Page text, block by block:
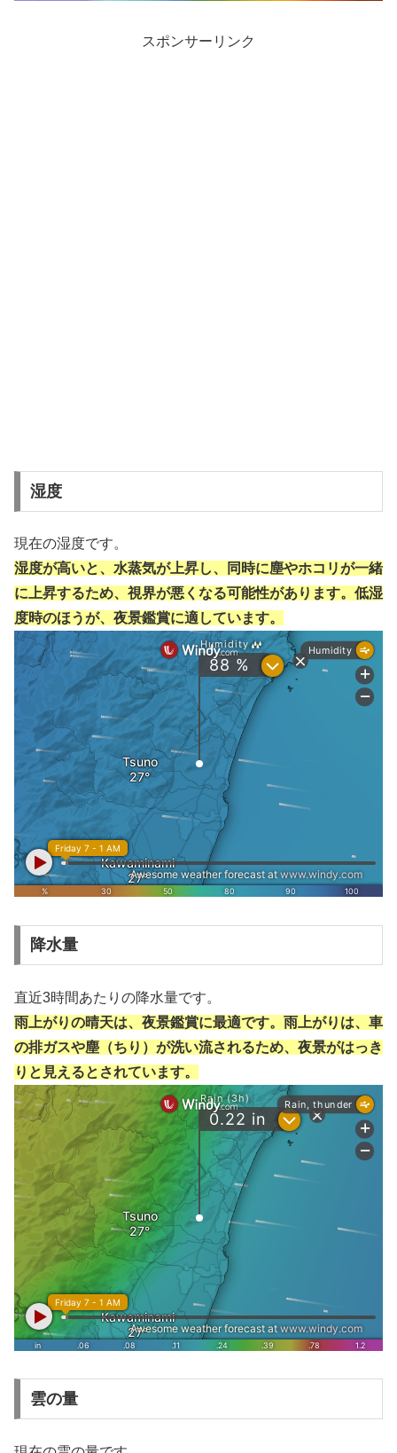
スポンサーリンク
湿度
現在の湿度です。
湿度が高いと、水蒸気が上昇し、同時に塵やホコリが一緒
に上昇するため、視界が悪くなる可能性があります。低湿
度時のほうが、夜景鑑賞に適しています。
降水量
直近3時間あたりの降水量です。
雨上がりの晴天は、夜景鑑賞に最適です。雨上がりは、車
の排ガスや塵（ちり）が洗い流されるため、夜景がはっき
りと見えるとされています。
雲の量